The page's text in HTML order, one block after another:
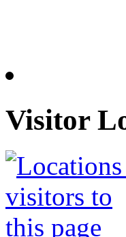
Visitor